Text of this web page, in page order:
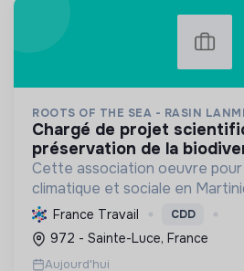
ROOTS OF THE SEA - RASIN
chargé de projet scientifique &
préservation de la
Cette association oeuvre pour
climatique et sociale en
restaure les écosystèmes
sensibilise le public et mobilise
aven...
France Travail CDD
972 - Sainte-Luce, France
Aujourd'hui